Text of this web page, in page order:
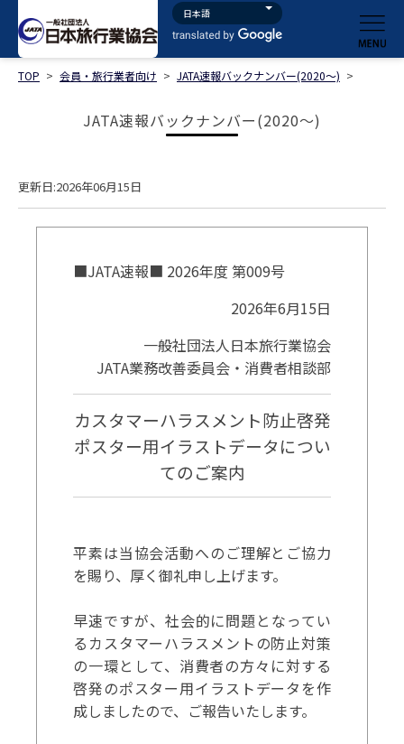
TOP > 会員・旅行業者向け > JATA速報バックナンバー(2020～) >
JATA速報バックナンバー(2020～)
更新日:2026年06月15日
■JATA速報■ 2026年度 第009号
2026年6月15日
一般社団法人日本旅行業協会
JATA業務改善委員会・消費者相談部
カスタマーハラスメント防止啓発
ポスター用イラストデータについ
てのご案内
平素は当協会活動へのご理解とご協力
を賜り、厚く御礼申し上げます。
早速ですが、社会的に問題となってい
るカスタマーハラスメントの防止対策
の一環として、消費者の方々に対する
啓発のポスター用イラストデータを作
成しましたので、ご報告いたします。